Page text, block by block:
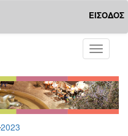
ΕΙΣΟΔΟΣ
Toggle
2023